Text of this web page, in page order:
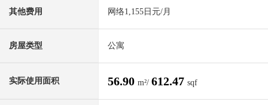
其他费用 网络1,155日元/月
房屋类型 公寓
实际使用面积 56.90 m²/ 612.47 sqf